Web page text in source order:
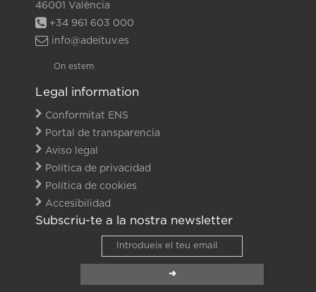
46001 València
+34 961 603 000
info@adeituv.es
On estem
Legal information
Conformitat ENS
Portal de transparencia
Aviso legal
Política de privacidad
Política de cookies
Accesibilidad
Subscriu-te a la nostra newsletter